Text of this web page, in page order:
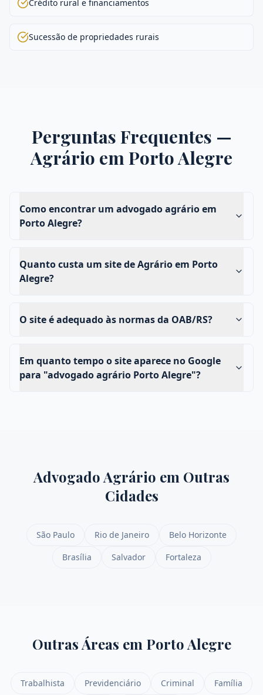
Crédito rural e financiamentos
Sucessão de propriedades rurais
Perguntas Frequentes —
Agrário emPorto Alegre
Como encontrar um advogado agrário em
Porto Alegre?
Quanto custa um site de Agrário em Porto
Alegre?
O site é adequado às normas da OAB/RS?
Em quanto tempo o site aparece no Google
para "advogado agrário Porto Alegre"?
Advogado Agrário em Outras
Cidades
São Paulo Rio de Janeiro
Belo Horizonte
Brasília
Salvador Fortaleza
Outras Áreas em Porto Alegre
Trabalhista Previdenciário Criminal
Família